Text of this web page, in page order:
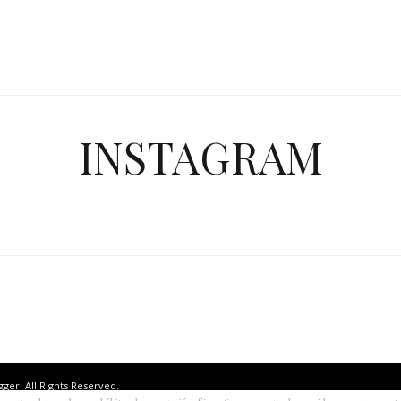
INSTAGRAM
All Rights Reserved.